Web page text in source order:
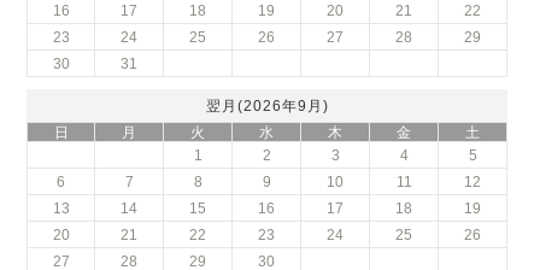
16
17 18 19 20 21
22
23
24 25 26 27 28
29
30
31
翌月(2026年9月)
日
月 火 水 木 金
土
1
2 3 4
5
6
7 8 9 10 11
12
13
14 15 16 17 18
19
20
21 22 23 24 25
26
27
28 29 30